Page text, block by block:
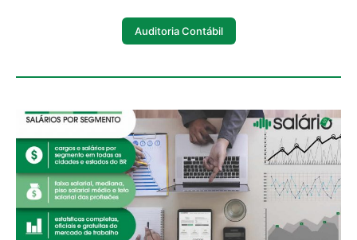
Auditoria Contábil